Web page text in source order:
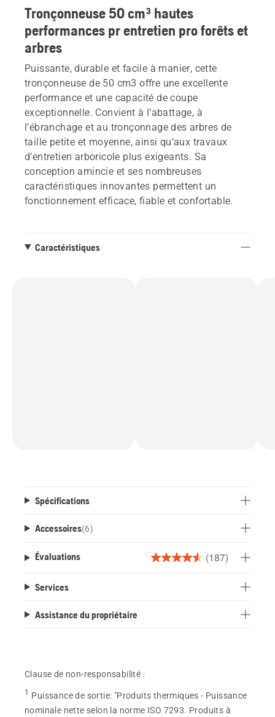
Tronçonneuse 50 cm³ hautes
performances pr entretien pro forêts et
arbres
Puissante, durable et facile à manier, cette
tronçonneuse de 50 cm3 offre une excellente
performance et une capacité de coupe
exceptionnelle. Convient à l’abattage, à
l’ébranchage et au tronçonnage des arbres de
taille petite et moyenne, ainsi qu’aux travaux
d’entretien arboricole plus exigeants. Sa
conception amincie et ses nombreuses
caractéristiques innovantes permettent un
fonctionnement efficace, fiable et confortable.
Caractéristiques
Spécifications
Accessoires(6)
Évaluations (187)
4.6
Services
Assistance du propriétaire
Clause de non-responsabilité :
1 Puissance de sortie: "Produits thermiques - Puissance
nominale nette selon la norme ISO 7293. Produits à